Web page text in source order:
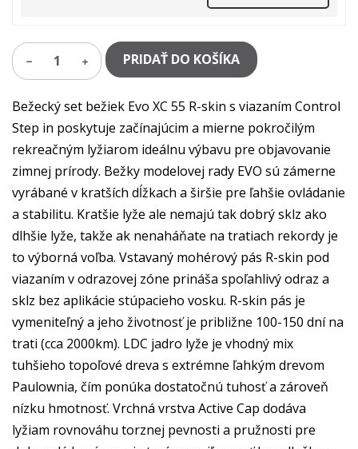
1 PRIDAŤ DO KOŠÍKA
Bežecký set bežiek Evo XC 55 R-skin s viazaním Control
Step in poskytuje začínajúcim a mierne pokročilým
rekreačným lyžiarom ideálnu výbavu pre objavovanie
zimnej prírody. Bežky modelovej rady EVO sú zámerne
vyrábané v kratších dĺžkach a širšie pre ľahšie ovládanie
a stabilitu. Kratšie lyže ale nemajú tak dobrý sklz ako
dlhšie lyže, takže ak nenaháňate na tratiach rekordy je
to výborná voľba. Vstavaný mohérový pás R-skin pod
viazaním v odrazovej zóne prináša spoľahlivý odraz a
sklz bez aplikácie stúpacieho vosku. R-skin pás je
vymeniteľný a jeho životnosť je približne 100-150 dní na
trati (cca 2000km). LDC jadro lyže je vhodný mix
tuhšieho topoľové dreva s extrémne ľahkým drevom
Paulownia, čím ponúka dostatočnú tuhosť a zároveň
nízku hmotnosť. Vrchná vrstva Active Cap dodáva
lyžiam rovnováhu torznej pevnosti a pružnosti pre